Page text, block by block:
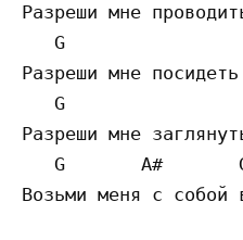
Разреши мне
G
Разреши мне
G
Разреши мне
G       A#
Возьми меня с собой